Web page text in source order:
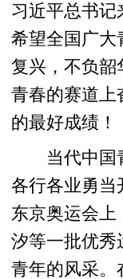
习近平总书记
希望全国广大
复兴，不负韶
青春的赛道上
的最好成绩！
当代中国青
各行各业勇当
东京奥运会上
汐等一批优秀
青年的风采。